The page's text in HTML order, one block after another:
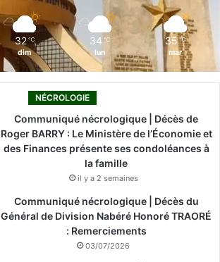
32 ℃
dim
34 ℃
lun
35 ℃
mar
NÉCROLOGIE
Communiqué nécrologique | Décès de
Roger BARRY : Le Ministère de l’Économie et
des Finances présente ses condoléances à
la famille
il y a 2 semaines
Communiqué nécrologique | Décès du
Général de Division Nabéré Honoré TRAORÉ
: Remerciements
03/07/2026